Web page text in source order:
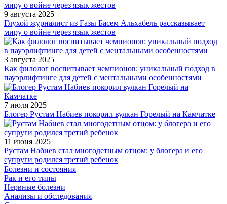
9 августа 2025
Глухой журналист из Газы Басем Альхабель рассказывает
миру о войне через язык жестов
3 августа 2025
Как филолог воспитывает чемпионов: уникальный подход в
пауэрлифтинге для детей с ментальными особенностями
7 июля 2025
Блогер Рустам Набиев покорил вулкан Горелый на Камчатке
11 июня 2025
Рустам Набиев стал многодетным отцом: у блогера и его
супруги родился третий ребенок
Болезни и состояния
Рак и его типы
Нервные болезни
Анализы и обследования